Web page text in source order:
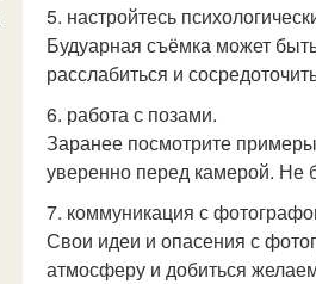
5. настройтесь
Будуарная съёмка может
расслабиться и
6. работа с позами.
Заранее посмотрите
уверенно перед камерой. Не
7. коммуникация с
Свои идеи и опасения с
атмосферу и добиться